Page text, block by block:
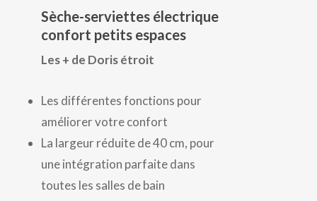
Sèche-serviettes électrique
confort petits espaces
Les + de Doris étroit
Les différentes fonctions pour
améliorer votre confort
La largeur réduite de 40 cm, pour
une intégration parfaite dans
toutes les salles de bain